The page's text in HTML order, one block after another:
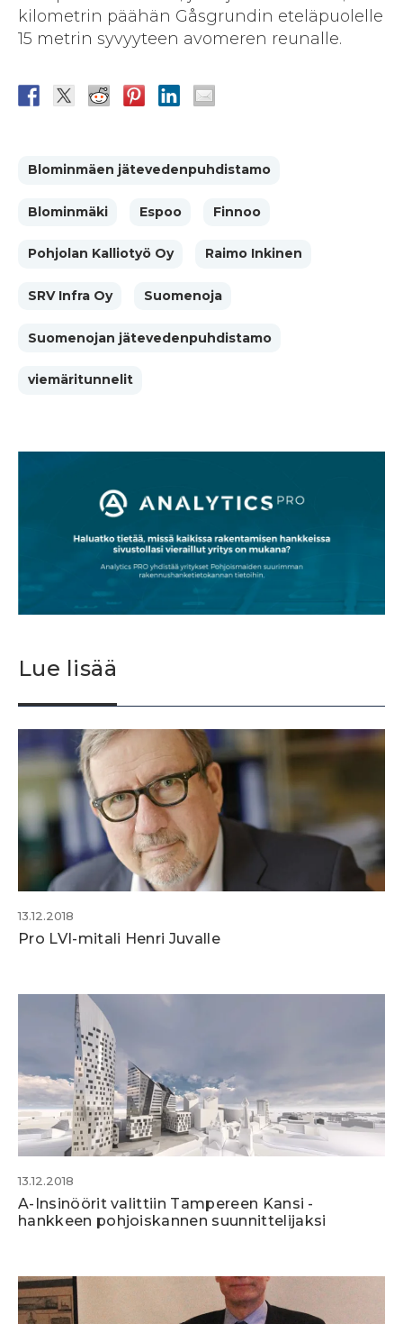
kilometrin päähän Gåsgrundin eteläpuolelle
15 metrin syvyyteen avomeren reunalle.
Blominmäen jätevedenpuhdistamo
Blominmäki Espoo Finnoo
Pohjolan Kalliotyö Oy Raimo Inkinen
SRV Infra Oy Suomenoja
Suomenojan jätevedenpuhdistamo
viemäritunnelit
Lue lisää
13.12.2018
Pro LVI-mitali Henri Juvalle
13.12.2018
A-Insinöörit valittiin Tampereen Kansi -
hankkeen pohjoiskannen suunnittelijaksi